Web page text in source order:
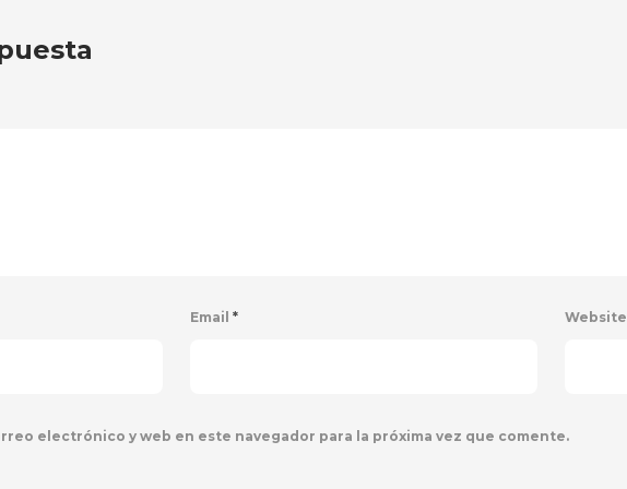
Email *
electrónico y web en este navegador para la próxima vez que comente.